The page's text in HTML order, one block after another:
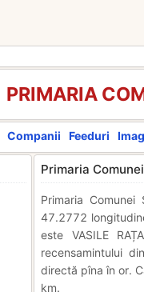
PRIMARIA
Companii Feeduri
Primaria
Primaria
47.2772
este VASILE
recensamintului
directă pîna în or.
km.